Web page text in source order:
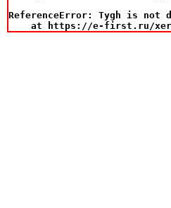
ReferenceError: Tygh is not
at https://e-first.ru/